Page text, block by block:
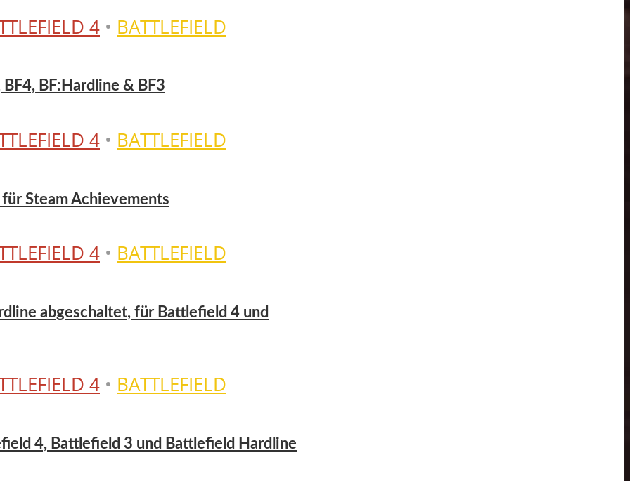
4 • BATTLEFIELD
BF:Hardline & BF3
4 • BATTLEFIELD
Steam Achievements
4 • BATTLEFIELD
abgeschaltet, für Battlefield 4 und
4 • BATTLEFIELD
4, Battlefield 3 und Battlefield Hardline